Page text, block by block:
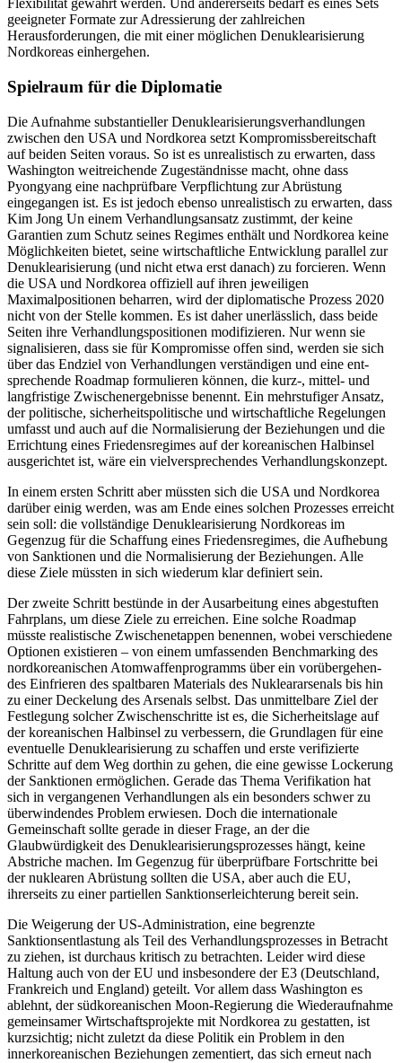
Flexibilität gewährt werden. Und andererseits bedarf es eines Sets
geeigneter Formate zur Adressierung der zahlreichen
Herausforderungen, die mit einer möglichen Denuklearisierung
Nordkoreas einhergehen.
Spielraum für die Diplomatie
Die Aufnahme substantieller Denuklearisie­rungsverhandlungen
zwischen den USA und Nordkorea setzt Kompromissbereitschaft
auf beiden Seiten voraus. So ist es unrealistisch zu erwarten, dass
Washington weitreichende Zugeständnisse macht, ohne dass
Pyongyang eine nachprüfbare Ver­pflichtung zur Abrüstung
eingegangen ist. Es ist jedoch ebenso unrealistisch zu erwar­ten, dass
Kim Jong Un einem Verhandlungs­ansatz zustimmt, der keine
Garantien zum Schutz seines Regimes enthält und Nord­korea keine
Möglichkeiten bietet, seine wirtschaftliche Entwicklung parallel zur
Denuklearisierung (und nicht etwa erst da­nach) zu forcieren. Wenn
die USA und Nordkorea offiziell auf ihren jeweiligen
Maximalpositionen beharren, wird der diplomatische Prozess 2020
nicht von der Stelle kommen. Es ist daher unerlässlich, dass beide
Seiten ihre Verhandlungspositio­nen modifizieren. Nur wenn sie
signalisieren, dass sie für Kompromisse offen sind, werden sie sich
über das Endziel von Ver­handlungen verständigen und eine ent­
sprechende Roadmap formulieren können, die kurz-, mittel- und
langfristige Zwischen­ergebnisse benennt. Ein mehrstufiger An­satz,
der politische, sicherheitspolitische und wirtschaftliche Regelungen
umfasst und auch auf die Normalisierung der Bezie­hungen und die
Errichtung eines Friedens­regimes auf der koreanischen Halbinsel
ausgerichtet ist, wäre ein vielversprechendes Verhandlungskonzept.
In einem ersten Schritt aber müssten sich die USA und Nordkorea
darüber einig werden, was am Ende eines solchen Pro­zesses erreicht
sein soll: die vollständige Denuklearisierung Nordkoreas im
Gegenzug für die Schaffung eines Friedensregimes, die Auf­hebung
von Sanktionen und die Normalisierung der Beziehungen. Alle
diese Ziele müssten in sich wiederum klar defi­niert sein.
Der zweite Schritt bestünde in der Ausarbeitung eines abgestuften
Fahrplans, um diese Ziele zu erreichen. Eine solche Road­map
müsste realistische Zwischenetappen benennen, wobei verschiedene
Optionen existieren – von einem umfassenden Benchmarking des
nordkoreanischen Atom­waffenprogramms über ein vorübergehen­
des Einfrieren des spaltbaren Materials des Nukleararsenals bis hin
zu einer Deckelung des Arsenals selbst. Das unmittelbare Ziel der
Festlegung solcher Zwischenschritte ist es, die Sicherheitslage auf
der koreanischen Halbinsel zu verbessern, die Grundlagen für eine
eventuelle Denuklearisierung zu schaf­fen und erste verifizierte
Schritte auf dem Weg dorthin zu gehen, die eine gewisse Lockerung
der Sanktionen ermöglichen. Gerade das Thema Verifikation hat
sich in vergangenen Verhandlungen als ein beson­ders schwer zu
überwindendes Problem er­wiesen. Doch die internationale
Gemeinschaft sollte gerade in dieser Frage, an derdie
Glaubwürdigkeit des Denuklearisierungs­prozesses hängt, keine
Abstriche machen. Im Gegenzug für überprüfbare Fortschritte bei
der nuklearen Abrüstung sollten die USA, aber auch die EU,
ihrerseits zu einerpartiellen Sanktionserleichterung bereit sein.
Die Weigerung der US-Administration, eine begrenzte
Sanktionsentlastung als Teil des Verhandlungsprozesses in Betracht
zu zie­hen, ist durchaus kritisch zu betrachten. Leider wird diese
Haltung auch von der EU und insbesondere der E3 (Deutschland,
Frankreich und England) geteilt. Vor allem dass Washington es
ablehnt, der südkoreanischen Moon-Regierung die Wiederaufnah­me
gemeinsamer Wirtschaftsprojekte mit Nordkorea zu gestatten, ist
kurzsichtig; nicht zuletzt da diese Politik ein Problem in den
innerkoreanischen Beziehungen zemen­tiert, das sich erneut nach